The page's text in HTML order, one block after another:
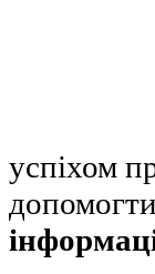
успіхом